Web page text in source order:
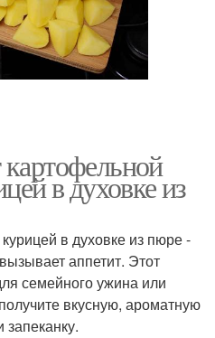
в духовке из
в духовке из пюре -
аппетит. Этот
семейного ужина или
вкусную, ароматную